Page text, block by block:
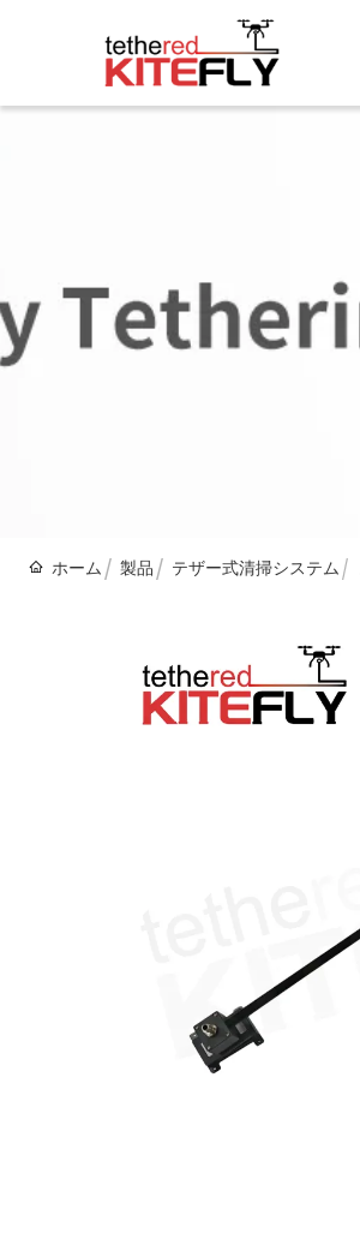
ホーム 製品 テザー式清掃システム